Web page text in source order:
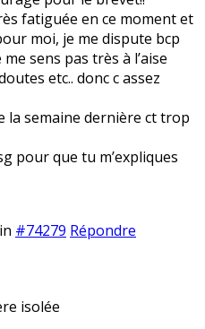
fatiguée en ce moment et
moi, je me dispute bcp
sens pas très à l’aise
etc.. donc c assez
la semaine dernière ct trop
pour que tu m’expliques
#74279 Répondre
isolée